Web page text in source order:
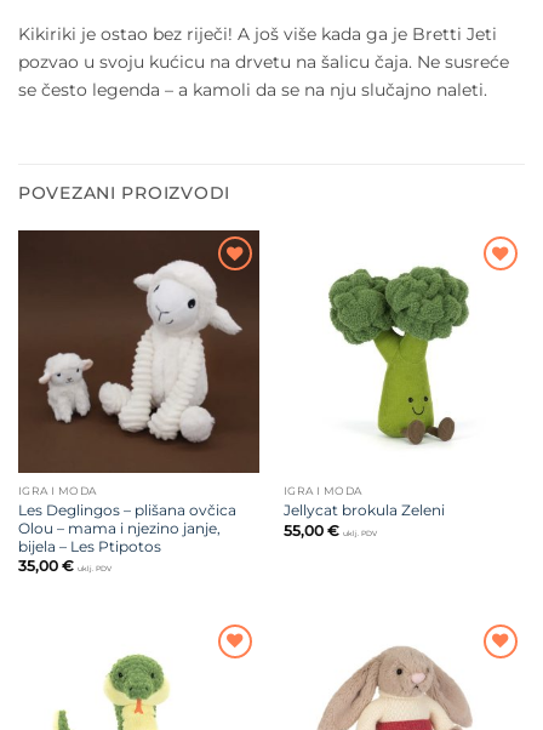
Kikiriki je ostao bez riječi! A još više kada ga je Bretti Jeti
pozvao u svoju kućicu na drvetu na šalicu čaja. Ne susreće
se često legenda – a kamoli da se na nju slučajno naleti.
POVEZANI PROIZVODI
Dodajte
na listu
želja
IGRA I MODA
Les Deglingos – plišana ovčica
Olou – mama i njezino janje,
bijela – Les Ptipotos
35,00 € uklj. PDV
Dodajte
na listu
IGRA I MODA
Jellycat brokula Zeleni
55,00 € uklj. PDV